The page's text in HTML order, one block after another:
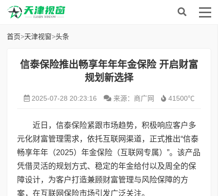
首页>天津视窗>头条
信泰保险推出畅享年年年金保险 开启财富
规划新选择
2025-07-28 20:23:16 来源：商广网 41500℃
近日，信泰保险紧跟市场趋势，积极响应客户多
元化财富管理需求，依托互联网渠道，正式推出“信泰
畅享年年（2025）年金保险（互联网专属）”。该产品
凭借灵活的规划方式、稳定的年金给付以及周全的保
障设计，为客户打造兼顾财富管理与风险保障的方
案，在互联网保险市场引发广泛关注。